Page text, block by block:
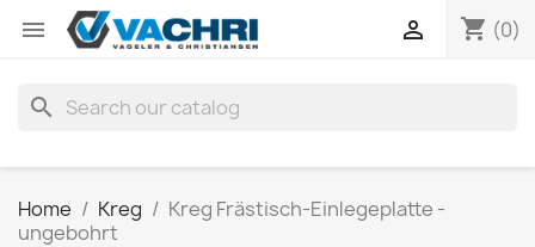
 shopping_cart (0)

search
Home Kreg
Kreg Frästisch-Einlegeplatte -
ungebohrt